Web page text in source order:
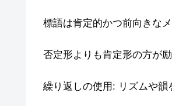
標語は肯定的かつ前向きな
否定形よりも肯定形の方が
繰り返しの使用: リズムや